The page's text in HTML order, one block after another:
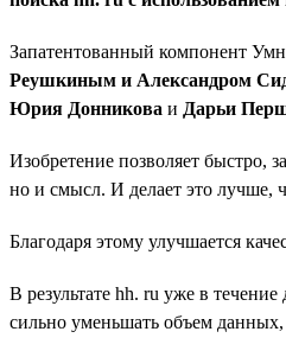
Запатентованный компонент
Реушкиным и Александром
Юрия Донникова и Дарьи
Изобретение позволяет быстро,
но и смысл. И делает это лучше,
Благодаря этому улучшается
В результате hh. ru уже в
сильно уменьшать объем